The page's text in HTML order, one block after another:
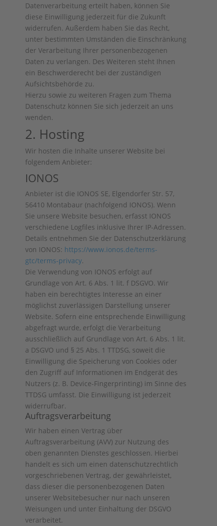
Datenverarbeitung erteilt haben, können Sie
diese Einwilligung jederzeit für die Zukunft
widerrufen. Außerdem haben Sie das Recht,
unter bestimmten Umständen die Einschränkung
der Verarbeitung Ihrer personenbezogenen
Daten zu verlangen. Des Weiteren steht Ihnen
ein Beschwerderecht bei der zuständigen
Aufsichtsbehörde zu.
Hierzu sowie zu weiteren Fragen zum Thema
Datenschutz können Sie sich jederzeit an uns
wenden.
2. Hosting
Wir hosten die Inhalte unserer Website bei
folgendem Anbieter:
IONOS
Anbieter ist die IONOS SE, Elgendorfer Str. 57,
56410 Montabaur (nachfolgend IONOS). Wenn
Sie unsere Website besuchen, erfasst IONOS
verschiedene Logfiles inklusive Ihrer IP-Adressen.
Details entnehmen Sie der Datenschutzerklärung
von IONOS: https://www.ionos.de/terms-
gtc/terms-privacy.
Die Verwendung von IONOS erfolgt auf
Grundlage von Art. 6 Abs. 1 lit. f DSGVO. Wir
haben ein berechtigtes Interesse an einer
möglichst zuverlässigen Darstellung unserer
Website. Sofern eine entsprechende Einwilligung
abgefragt wurde, erfolgt die Verarbeitung
ausschließlich auf Grundlage von Art. 6 Abs. 1 lit.
a DSGVO und § 25 Abs. 1 TTDSG, soweit die
Einwilligung die Speicherung von Cookies oder
den Zugriff auf Informationen im Endgerät des
Nutzers (z. B. Device-Fingerprinting) im Sinne des
TTDSG umfasst. Die Einwilligung ist jederzeit
widerrufbar.
Auftragsverarbeitung
Wir haben einen Vertrag über
Auftragsverarbeitung (AVV) zur Nutzung des
oben genannten Dienstes geschlossen. Hierbei
handelt es sich um einen datenschutzrechtlich
vorgeschriebenen Vertrag, der gewährleistet,
dass dieser die personenbezogenen Daten
unserer Websitebesucher nur nach unseren
Weisungen und unter Einhaltung der DSGVO
verarbeitet.